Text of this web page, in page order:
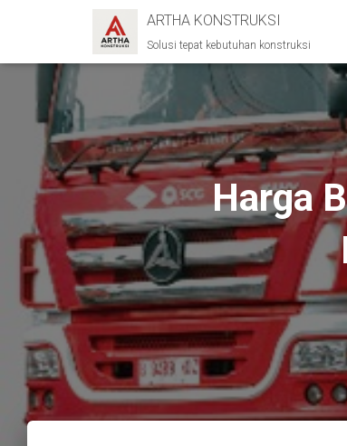
ARTHA KONSTRUKSI
Solusi tepat kebutuhan konstruksi
Harga